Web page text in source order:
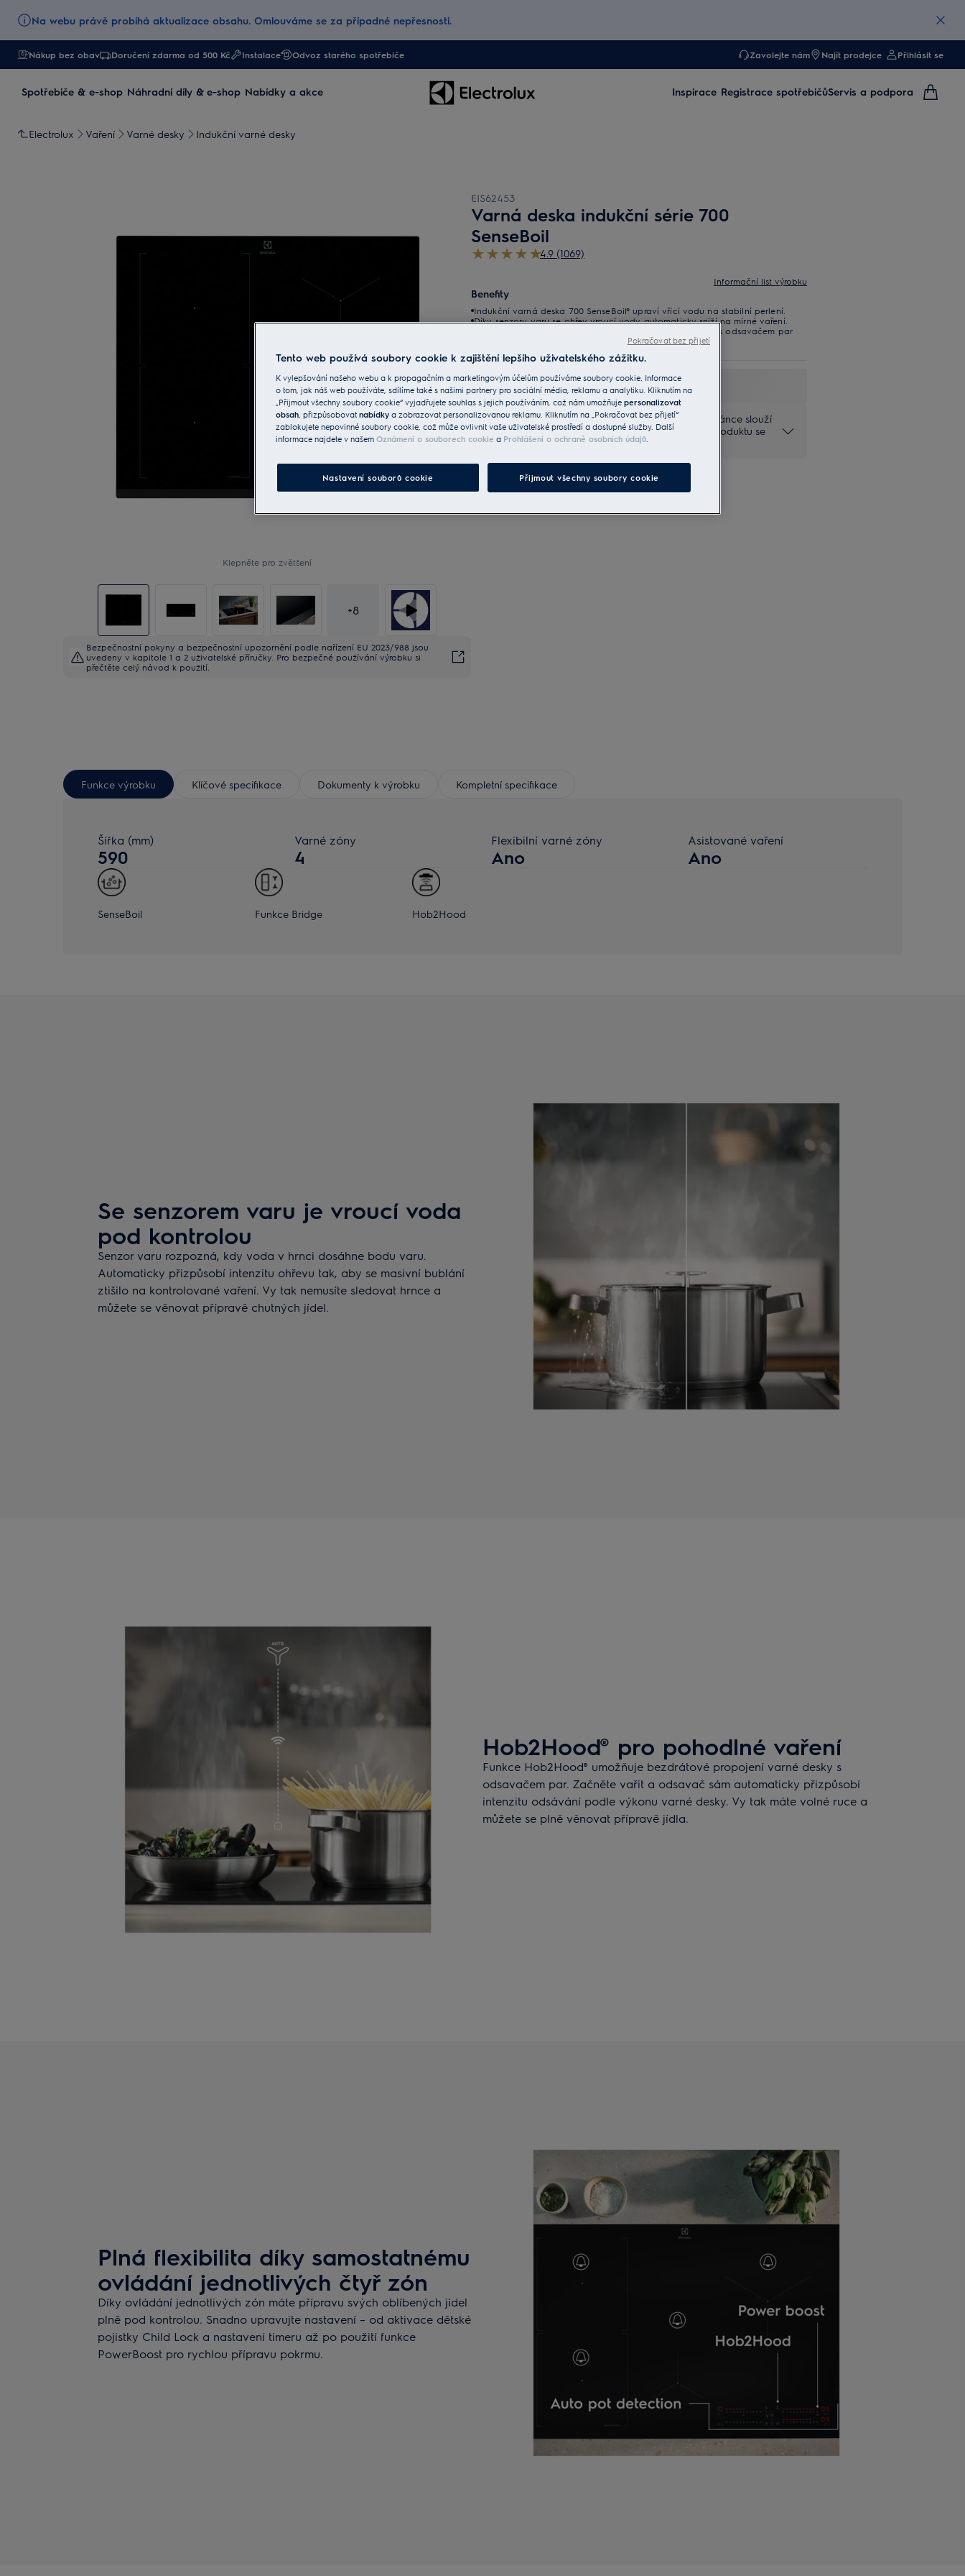
Na webu právě probíhá aktualizace obsahu. Omlouváme se za případné nepřesnosti.
Nákup bez obav Doručení zdarma od 500 Kč Instalace Odvoz starého spotřebiče Zavolejte nám Najít prodejce Přihlásit se
Spotřebiče & e-shop Náhradní díly & e-shop Nabídky a akce Inspirace Registrace spotřebičůServis a podpora
Electrolux Vaření Varné desky Indukční varné desky
Klepněte pro zvětšení
+8
Bezpečnostní pokyny a bezpečnostní upozornění podle nařízení EU 2023/988 jsou
uvedeny v kapitole 1 a 2 uživatelské příručky. Pro bezpečné používání výrobku si
přečtěte celý návod k použití.
EIS62453
Varná deska indukční série 700
SenseBoil
4.9 (1069)
Informační list výrobku
Benefity
Indukční varná deska 700 SenseBoil® upraví vřící vodu na stabilní perlení.
Díky senzoru varu se ohřev vroucí vody automaticky sníží na mírné vaření.
Hob2Hood® umožňuje bezdrátové propojení varné desky s odsavačem par
pro automatické ovládání a nastavení výkonu.
Fotografie a videa v galerii na produktové stránce slouží
jako vizuální reference. Skutečné provedení produktu se
může v detailech lišit.
Funkce výrobku Klíčové specifikace Dokumenty k výrobku Kompletní specifikace
Šířka (mm)
590
Varné zóny
4
Flexibilní varné zóny
Ano
Asistované vaření
Ano
SenseBoil Funkce Bridge Hob2Hood
Se senzorem varu je vroucí voda
pod kontrolou
Senzor varu rozpozná, kdy voda v hrnci dosáhne bodu varu.
Automaticky přizpůsobí intenzitu ohřevu tak, aby se masivní bublání
ztišilo na kontrolované vaření. Vy tak nemusíte sledovat hrnce a
můžete se věnovat přípravě chutných jídel.
Hob2Hood® pro pohodlné vaření
Funkce Hob2Hood® umožňuje bezdrátové propojení varné desky s
odsavačem par. Začněte vařit a odsavač sám automaticky přizpůsobí
intenzitu odsávání podle výkonu varné desky. Vy tak máte volné ruce a
můžete se plně věnovat přípravě jídla.
Plná flexibilita díky samostatnému
ovládání jednotlivých čtyř zón
Díky ovládání jednotlivých zón máte přípravu svých oblíbených jídel
plně pod kontrolou. Snadno upravujte nastavení – od aktivace dětské
pojistky Child Lock a nastavení timeru až po použití funkce
PowerBoost pro rychlou přípravu pokrmu.
Tento web používá soubory cookie k zajištění lepšího uživatelského zážitku.
K vylepšování našeho webu a k propagačním a marketingovým účelům používáme soubory cookie. Informace
o tom, jak náš web používáte, sdílíme také s našimi partnery pro sociální média, reklamu a analytiku. Kliknutím na
„Přijmout všechny soubory cookie“ vyjadřujete souhlas s jejich používáním, což nám umožňuje personalizovat
obsah, přizpůsobovat nabídky a zobrazovat personalizovanou reklamu. Kliknutím na „Pokračovat bez přijetí“
zablokujete nepovinné soubory cookie, což může ovlivnit vaše uživatelské prostředí a dostupné služby. Další
informace najdete v našem Oznámení o souborech cookie a Prohlášení o ochraně osobních údajů.
Nastavení souborů cookie Přijmout všechny soubory cookie
Pokračovat bez přijetí